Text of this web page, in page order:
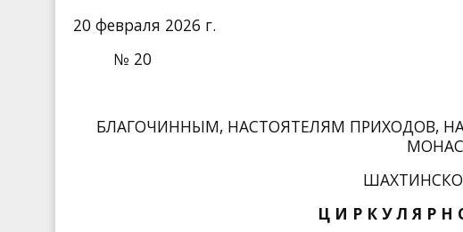
20 февраля 2026 г.
№ 20
БЛАГОЧИННЫМ, НАСТОЯТЕЛЯМ ПРИХОДОВ,
Ц И Р К У Л Я Р